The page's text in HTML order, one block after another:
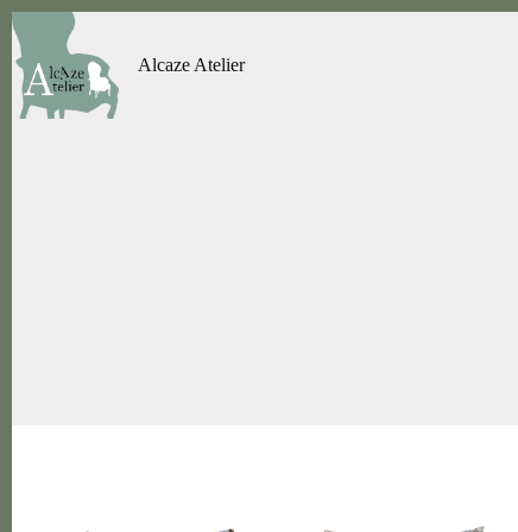
Passer
au
contenu
Alcaze Atelier